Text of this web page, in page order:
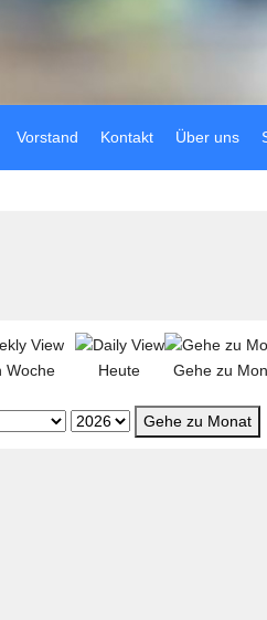
Vorstand Kontakt Über uns
Woche Heute Gehe zu
Gehe zu Monat